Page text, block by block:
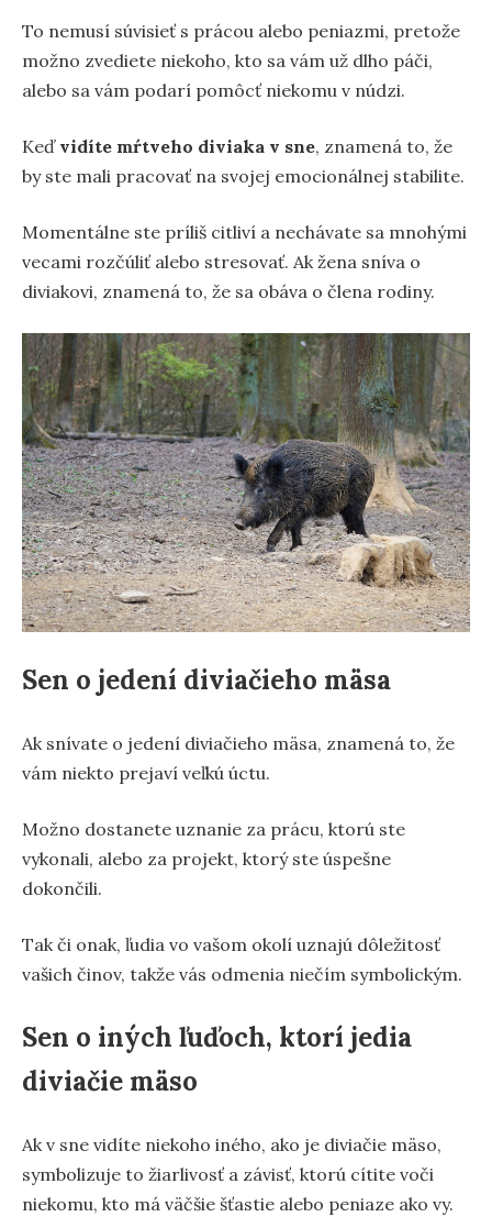
To nemusí súvisieť s prácou alebo peniazmi, pretože
možno zvediete niekoho, kto sa vám už dlho páči,
alebo sa vám podarí pomôcť niekomu v núdzi.
Keď vidíte mŕtveho diviaka v sne, znamená to, že
by ste mali pracovať na svojej emocionálnej stabilite.
Momentálne ste príliš citliví a nechávate sa mnohými
vecami rozčúliť alebo stresovať. Ak žena sníva o
diviakovi, znamená to, že sa obáva o člena rodiny.
Sen o jedení diviačieho mäsa
Ak snívate o jedení diviačieho mäsa, znamená to, že
vám niekto prejaví veľkú úctu.
Možno dostanete uznanie za prácu, ktorú ste
vykonali, alebo za projekt, ktorý ste úspešne
dokončili.
Tak či onak, ľudia vo vašom okolí uznajú dôležitosť
vašich činov, takže vás odmenia niečím symbolickým.
Sen o iných ľuďoch, ktorí jedia
diviačie mäso
Ak v sne vidíte niekoho iného, ​​ako je diviačie mäso,
symbolizuje to žiarlivosť a závisť, ktorú cítite voči
niekomu, kto má väčšie šťastie alebo peniaze ako vy.